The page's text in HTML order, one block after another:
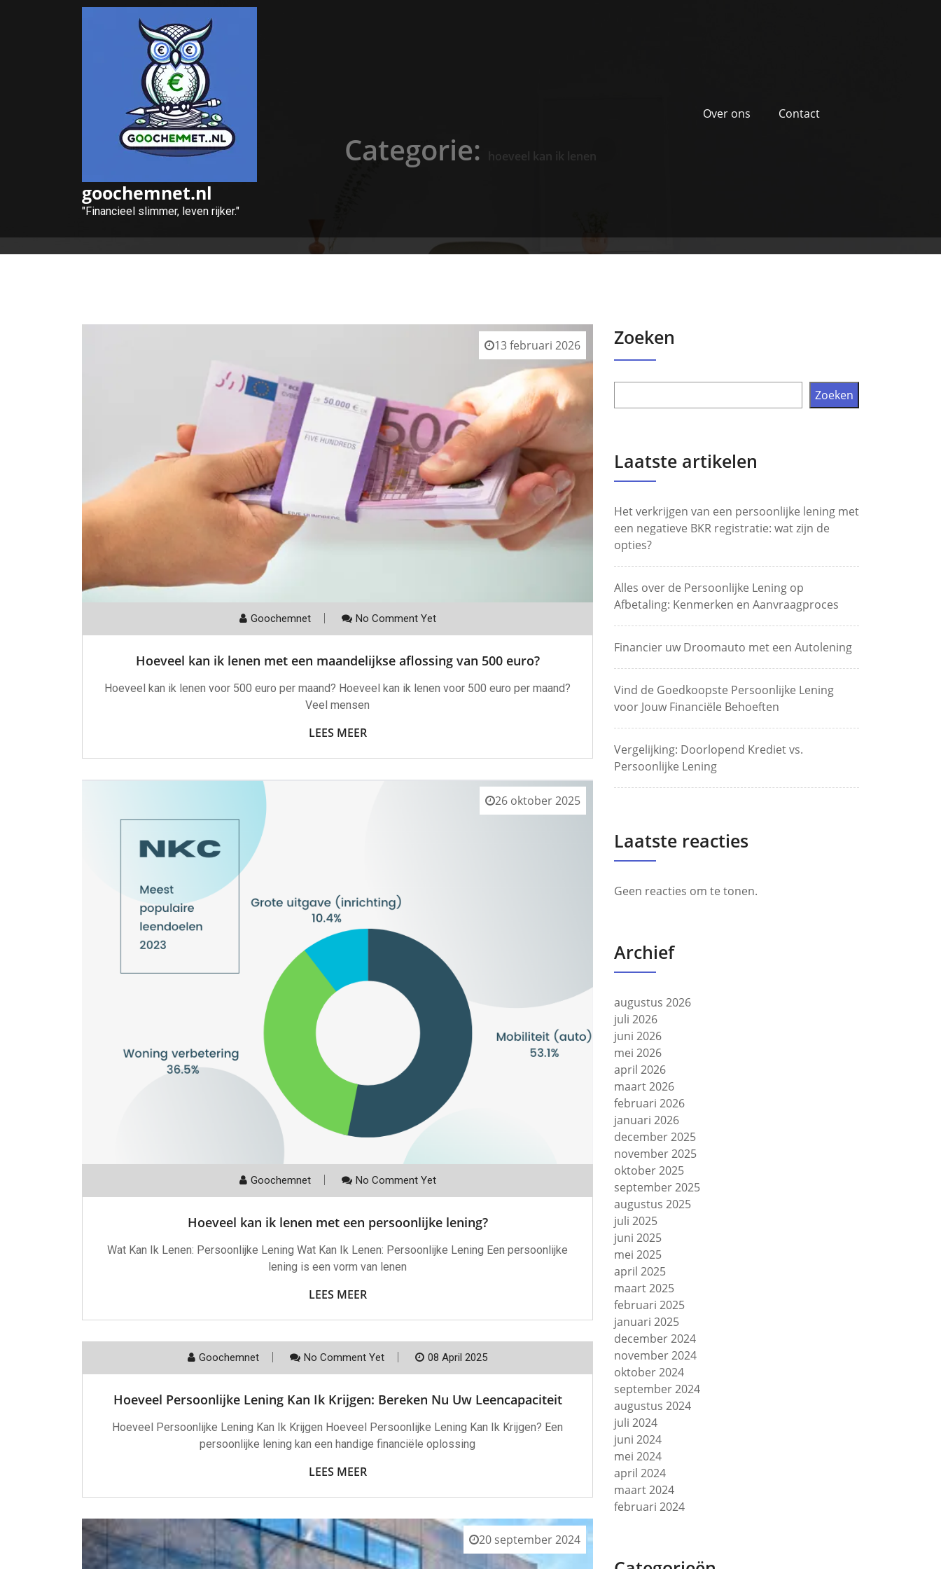
goochemnet.nl
"Financieel slimmer, leven rijker."
Over ons Contact
Categorie: hoeveel kan ik lenen
13 februari 2026
Goochemnet No Comment Yet
Hoeveel kan ik lenen met een maandelijkse aflossing van 500 euro?
Hoeveel kan ik lenen voor 500 euro per maand? Hoeveel kan ik lenen voor 500 euro per maand?
Veel mensen
LEES MEER
26 oktober 2025
Goochemnet No Comment Yet
Hoeveel kan ik lenen met een persoonlijke lening?
Wat Kan Ik Lenen: Persoonlijke Lening Wat Kan Ik Lenen: Persoonlijke Lening Een persoonlijke
lening is een vorm van lenen
LEES MEER
Goochemnet No Comment Yet 08 April 2025
Hoeveel Persoonlijke Lening Kan Ik Krijgen: Bereken Nu Uw Leencapaciteit
Hoeveel Persoonlijke Lening Kan Ik Krijgen Hoeveel Persoonlijke Lening Kan Ik Krijgen? Een
persoonlijke lening kan een handige financiële oplossing
LEES MEER
20 september 2024
Zoeken
Zoeken
Laatste artikelen
Het verkrijgen van een persoonlijke lening met
een negatieve BKR registratie: wat zijn de
opties?
Alles over de Persoonlijke Lening op
Afbetaling: Kenmerken en Aanvraagproces
Financier uw Droomauto met een Autolening
Vind de Goedkoopste Persoonlijke Lening
voor Jouw Financiële Behoeften
Vergelijking: Doorlopend Krediet vs.
Persoonlijke Lening
Laatste reacties
Geen reacties om te tonen.
Archief
augustus 2026
juli 2026
juni 2026
mei 2026
april 2026
maart 2026
februari 2026
januari 2026
december 2025
november 2025
oktober 2025
september 2025
augustus 2025
juli 2025
juni 2025
mei 2025
april 2025
maart 2025
februari 2025
januari 2025
december 2024
november 2024
oktober 2024
september 2024
augustus 2024
juli 2024
juni 2024
mei 2024
april 2024
maart 2024
februari 2024